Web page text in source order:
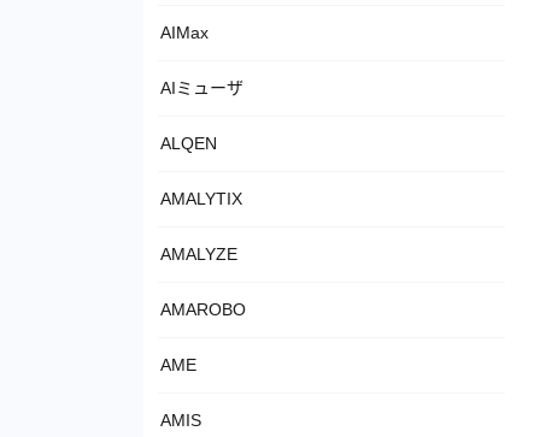
AIMax
AIミューザ
ALQEN
AMALYTIX
AMALYZE
AMAROBO
AME
AMIS